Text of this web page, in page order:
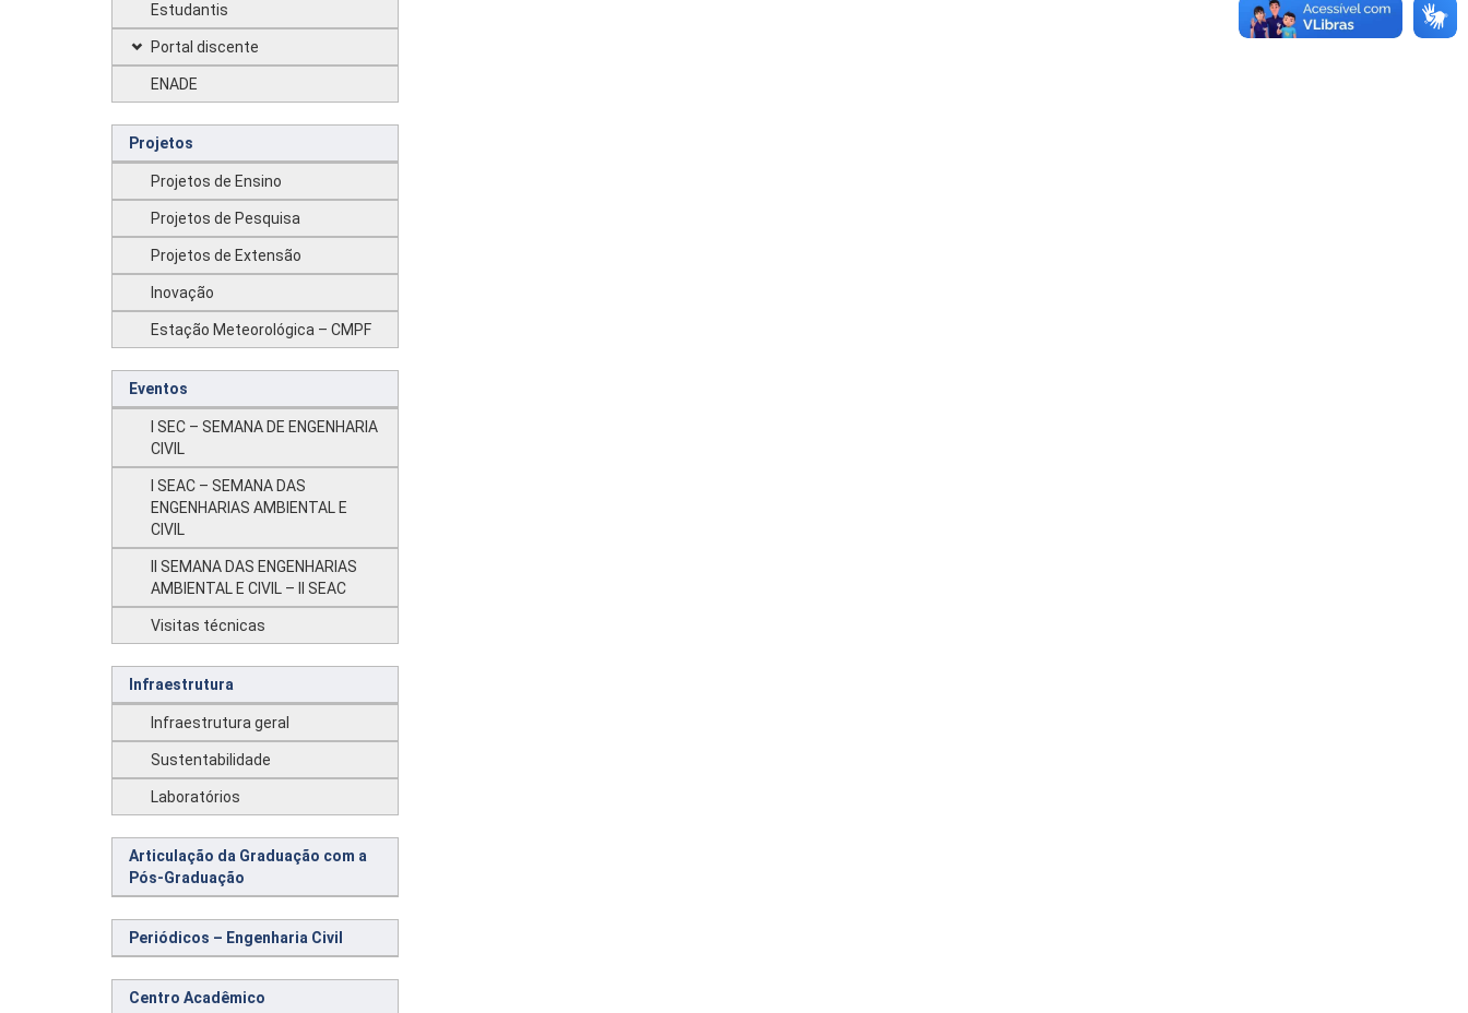
Estudantis
Portal discente
ENADE
Projetos
Projetos de Ensino
Projetos de Pesquisa
Projetos de Extensão
Inovação
Estação Meteorológica – CMPF
Eventos
I SEC – SEMANA DE ENGENHARIA
CIVIL
I SEAC – SEMANA DAS
ENGENHARIAS AMBIENTAL E
CIVIL
II SEMANA DAS ENGENHARIAS
AMBIENTAL E CIVIL – II SEAC
Visitas técnicas
Infraestrutura
Infraestrutura geral
Sustentabilidade
Laboratórios
Articulação da Graduação com a
Pós-Graduação
Periódicos – Engenharia Civil
Centro Acadêmico